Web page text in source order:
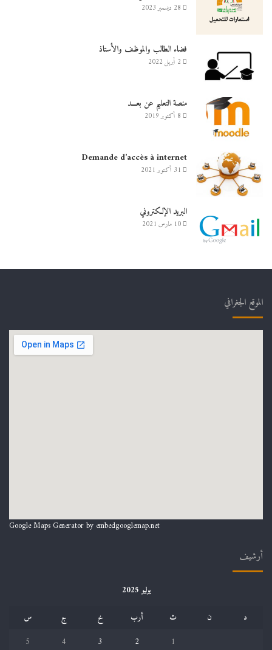
28 ديسمبر 2023
فضاء الطالب والموظف والأستاذ
2 أبريل 2022
منصة التعليم عن بعـــد
8 أكتوبر 2019
Demande d’accès à internet
31 أكتوبر 2021
البريد الإلكتروني
10 مارس 2021
الموقع الجغرافي
Google Maps Generator by embedgooglemap.net
أرشيف
يوليو 2025
د
ن ث أرب خ ج
س
1
2
3
4
5